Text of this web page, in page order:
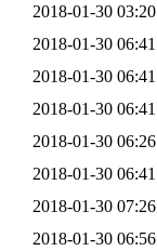
2018-01-30 03:20
2018-01-30 06:41
2018-01-30 06:41
2018-01-30 06:41
2018-01-30 06:26
2018-01-30 06:41
2018-01-30 07:26
2018-01-30 06:56